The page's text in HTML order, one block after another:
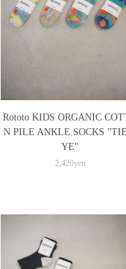
Rototo KIDS ORGANIC
N PILE ANKLE SOCKS
YE"
2,420yen